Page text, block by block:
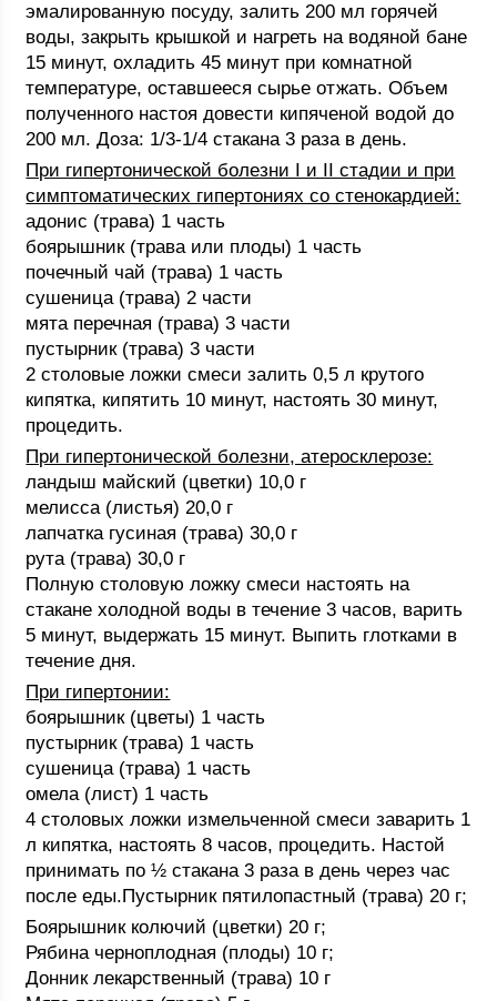
эмалированную посуду, залить 200 мл горячей
воды, закрыть крышкой и нагреть на водяной бане
15 минут, охладить 45 минут при комнатной
температуре, оставшееся сырье отжать. Объем
полученного настоя довести кипяченой водой до
200 мл. Доза: 1/3-1/4 стакана 3 раза в день.
При гипертонической болезни I и II стадии и при
симптоматических гипертониях со стенокардией:
адонис (трава) 1 часть
боярышник (трава или плоды) 1 часть
почечный чай (трава) 1 часть
сушеница (трава) 2 части
мята перечная (трава) 3 части
пустырник (трава) 3 части
2 столовые ложки смеси залить 0,5 л крутого
кипятка, кипятить 10 минут, настоять 30 минут,
процедить.
При гипертонической болезни, атеросклерозе:
ландыш майский (цветки) 10,0 г
мелисса (листья) 20,0 г
лапчатка гусиная (трава) 30,0 г
рута (трава) 30,0 г
Полную столовую ложку смеси настоять на
стакане холодной воды в течение 3 часов, варить
5 минут, выдержать 15 минут. Выпить глотками в
течение дня.
При гипертонии:
боярышник (цветы) 1 часть
пустырник (трава) 1 часть
сушеница (трава) 1 часть
омела (лист) 1 часть
4 столовых ложки измельченной смеси заварить 1
л кипятка, настоять 8 часов, процедить. Настой
принимать по ½ стакана 3 раза в день через час
после еды.Пустырник пятилопастный (трава) 20 г;
Боярышник колючий (цветки) 20 г;
Рябина черноплодная (плоды) 10 г;
Донник лекарственный (трава) 10 г